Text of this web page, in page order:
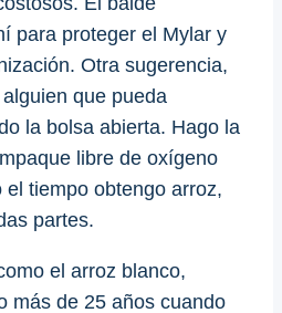
para proteger el Mylar y
Otra sugerencia,
que pueda
la bolsa abierta. Hago la
libre de oxígeno
tiempo obtengo arroz,
partes.
el arroz blanco,
más de 25 años cuando